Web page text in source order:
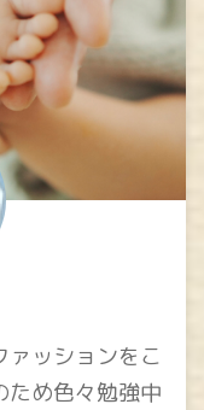
ァッションをこ
ため色々勉強中